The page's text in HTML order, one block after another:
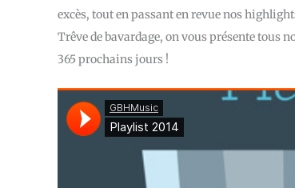
excès, tout en passant en revue nos
Trêve de bavardage, on vous présente tous
365 prochains jours !